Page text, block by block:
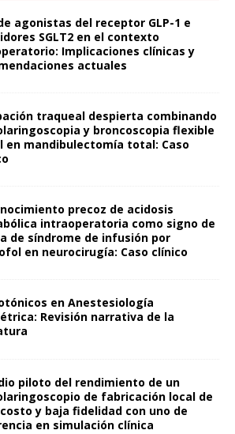
agonistas del receptor GLP-1 e
SGLT2 en el contexto
Implicaciones clínicas y
actuales
traqueal despierta combinando
y broncoscopia flexible
en mandibulectomía total: Caso
precoz de acidosis
intraoperatoria como signo de
de síndrome de infusión por
en neurocirugía: Caso clínico
en Anestesiología
Revisión narrativa de la
piloto del rendimiento de un
de fabricación local de
y baja fidelidad con uno de
en simulación clínica